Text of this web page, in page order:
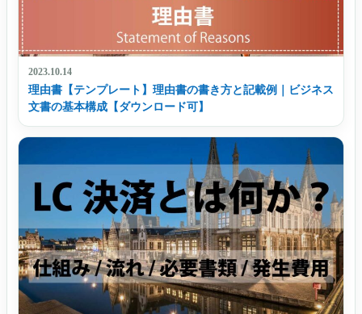
2023.10.14
理由書【テンプレート】理由書の書き方と記載例｜ビジネス
文書の基本構成【ダウンロード可】